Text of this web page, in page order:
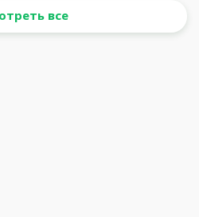
все